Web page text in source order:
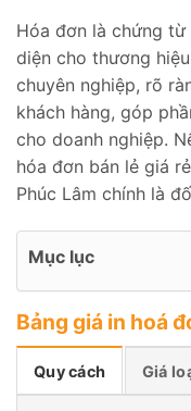
Hóa đơn là chứng
diện cho thương
chuyên nghiệp, rõ
khách hàng, góp
cho doanh nghiệp.
hóa đơn bán lẻ giá
Phúc Lâm chính là
Mục lục
Bảng giá in hoá
Quy cách Giá